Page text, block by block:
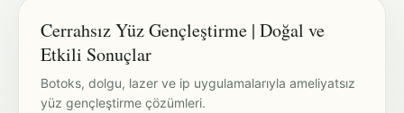
Cerrahsız Yüz Gençleştirme | Doğal ve
Etkili Sonuçlar
Botoks, dolgu, lazer ve ip uygulamalarıyla ameliyatsız
yüz gençleştirme çözümleri.